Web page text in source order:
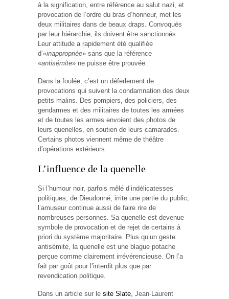
à la signification, entre référence au salut nazi, et
provocation de l’ordre du bras d’honneur, met les
deux militaires dans de beaux draps. Convoqués
par leur hiérarchie, ils doivent être sanctionnés.
Leur attitude a rapidement été qualifiée
d’«inappropriée» sans que la référence
«antisémite» ne puisse être prouvée.
Dans la foulée, c’est un déferlement de
provocations qui suivent la condamnation des deux
petits malins. Des pompiers, des policiers, des
gendarmes et des militaires de toutes les armées
et de toutes les armes envoient des photos de
leurs quenelles, en soutien de leurs camarades.
Certains photos viennent même de théâtre
d’opérations extérieurs.
L’influence de la quenelle
Si l’humour noir, parfois mêlé d’indélicatesses
politiques, de Dieudonné, irrite une partie du public,
l’amuseur continue aussi de faire rire de
nombreuses personnes. Sa quenelle est devenue
symbole de provocation et de rejet de certains à
priori du système majoritaire. Plus qu’un geste
antisémite, la quenelle est une blague potache
perçue comme clairement irrévérencieuse. On l’a
fait par goût pour l’interdit plus que par
revendication politique.
Dans un article sur le site Slate, Jean-Laurent